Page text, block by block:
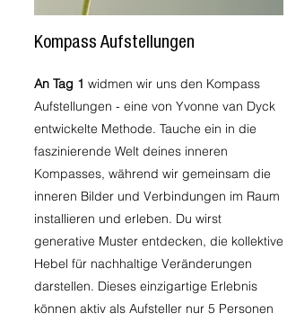
Kompass Aufstellungen
An Tag 1 widmen wir uns den Kompass
Aufstellungen - eine von Yvonne van Dyck
entwickelte Methode. Tauche ein in die
faszinierende Welt deines inneren
Kompasses, während wir gemeinsam die
inneren Bilder und Verbindungen im Raum
installieren und erleben. Du wirst
generative Muster entdecken, die kollektive
Hebel für nachhaltige Veränderungen
darstellen. Dieses einzigartige Erlebnis
können aktiv als Aufsteller nur 5 Personen